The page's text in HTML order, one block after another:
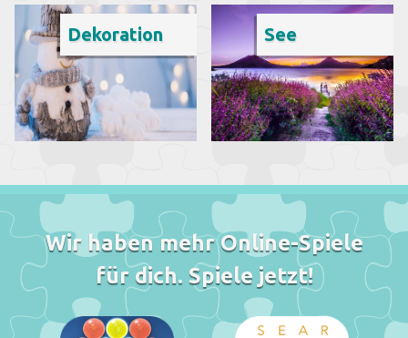
Dekoration See
Wir haben mehr Online-Spiele
für dich. Spiele jetzt!